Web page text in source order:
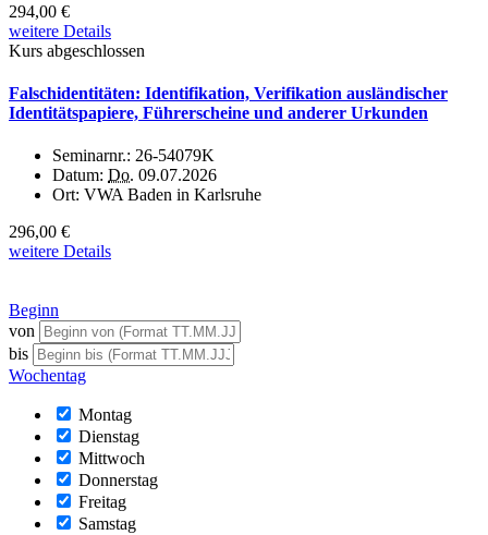
294,00 €
weitere Details
Kurs abgeschlossen
Falschidentitäten: Identifikation, Verifikation ausländischer
Identitätspapiere, Führerscheine und anderer Urkunden
Seminarnr.: 26-54079K
Datum: Do. 09.07.2026
Ort: VWA Baden in Karlsruhe
296,00 €
weitere Details
Beginn
von
bis
Wochentag
Montag
Dienstag
Mittwoch
Donnerstag
Freitag
Samstag